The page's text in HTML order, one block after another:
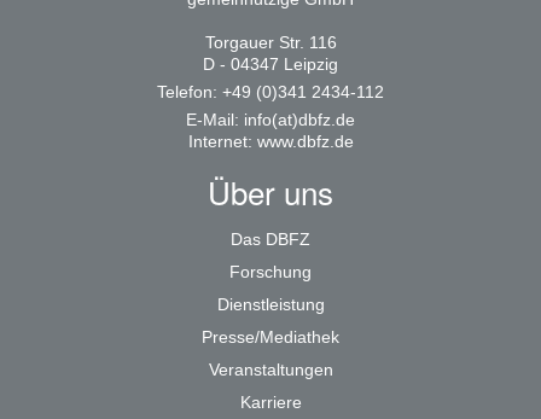
Torgauer Str. 116
D - 04347 Leipzig
Telefon: +49 (0)341 2434-112
E-Mail: info(at)dbfz.de
Internet: www.dbfz.de
Über uns
Das DBFZ
Forschung
Dienstleistung
Presse/Mediathek
Veranstaltungen
Karriere